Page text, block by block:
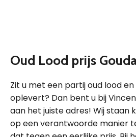
Oud Lood prijs
Zit u met een partij oud lood
oplevert? Dan bent u bij
aan het juiste adres! Wij staan
op een verantwoorde manier